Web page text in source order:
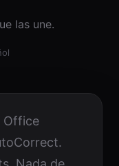
las une.
Office